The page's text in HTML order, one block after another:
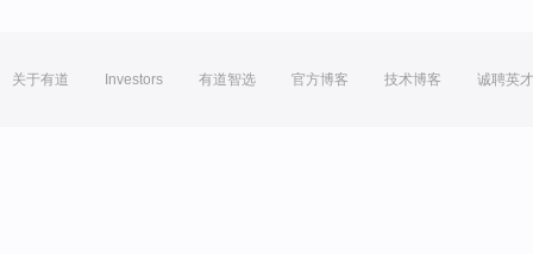
关于有道 Investors 有道智选 官方博客 技术博客 诚聘英才